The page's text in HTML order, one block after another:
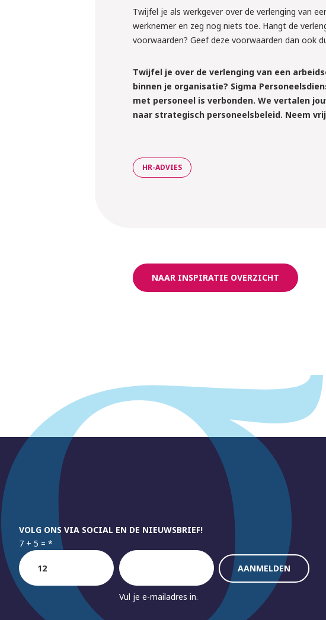
Twijfel je als werkgever over de verlenging van
werknemer en zeg nog niets toe. Hangt de
voorwaarden? Geef deze voorwaarden dan ook
Twijfel je over de verlenging van een
binnen je organisatie? Sigma
met personeel is verbonden. We vertalen
naar strategisch personeelsbeleid. Neem
HR-ADVIES
NAAR INSPIRATIE OVERZICHT
VOLG ONS VIA SOCIAL EN DE NIEUWSBRIEF!
7 + 5 = *
Vul je e-mailadres in.